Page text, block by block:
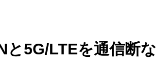
と5G/LTEを通信断な